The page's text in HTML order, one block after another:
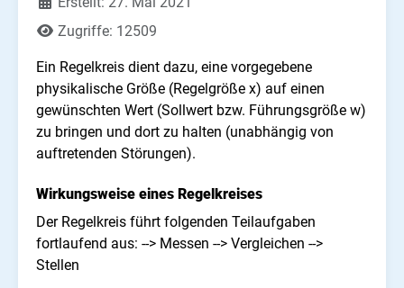
Zugriffe: 12509
Ein Regelkreis dient dazu, eine vorgegebene
physikalische Größe (Regelgröße x) auf einen
gewünschten Wert (Sollwert bzw. Führungsgröße w)
zu bringen und dort zu halten (unabhängig von
auftretenden Störungen).
Wirkungsweise eines Regelkreises
Der Regelkreis führt folgenden Teilaufgaben
fortlaufend aus: --> Messen --> Vergleichen -->
Stellen